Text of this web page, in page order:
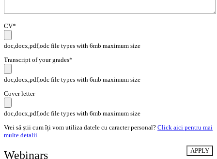
CV*
doc,docx,pdf,odc file types with 6mb maximum size
Transcript of your grades*
doc,docx,pdf,odc file types with 6mb maximum size
Cover letter
doc,docx,pdf,odc file types with 6mb maximum size
Vrei să știi cum îți vom utiliza datele cu caracter personal? Click aici pentru mai
multe detalii.
Webinars